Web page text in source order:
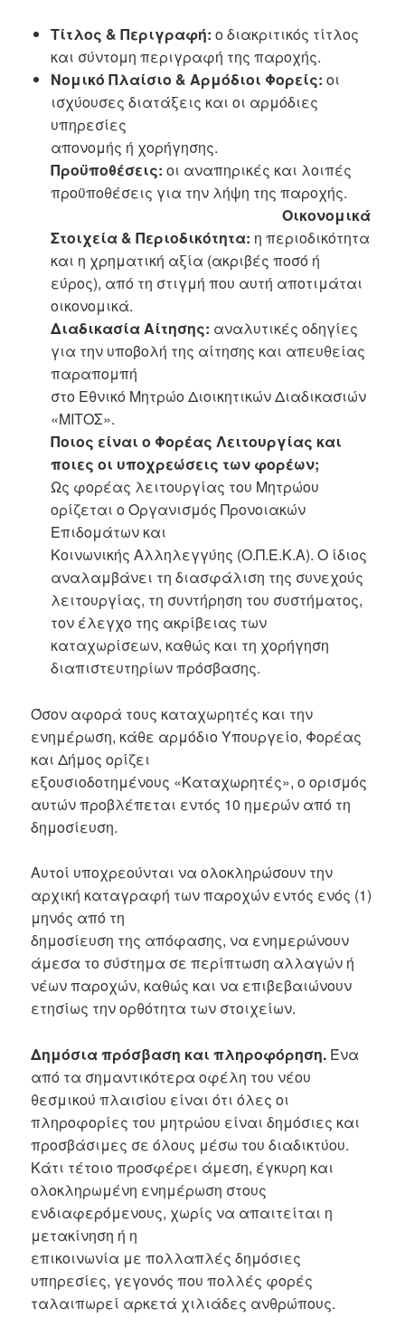
Τίτλος & Περιγραφή: ο διακριτικός τίτλος
και σύντομη περιγραφή της παροχής.
Νομικό Πλαίσιο & Αρμόδιοι Φορείς: οι
ισχύουσες διατάξεις και οι αρμόδιες
υπηρεσίες
απονομής ή χορήγησης.
Προϋποθέσεις: οι αναπηρικές και λοιπές
προϋποθέσεις για την λήψη της παροχής.
Οικονομικά
Στοιχεία & Περιοδικότητα: η περιοδικότητα
και η χρηματική αξία (ακριβές ποσό ή
εύρος), από τη στιγμή που αυτή αποτιμάται
οικονομικά.
Διαδικασία Αίτησης: αναλυτικές οδηγίες
για την υποβολή της αίτησης και απευθείας
παραπομπή
στο Εθνικό Μητρώο Διοικητικών Διαδικασιών
«ΜΙΤΟΣ».
Ποιος είναι ο Φορέας Λειτουργίας και
ποιες οι υποχρεώσεις των φορέων;
Ως φορέας λειτουργίας του Μητρώου
ορίζεται ο Οργανισμός Προνοιακών
Επιδομάτων και
Κοινωνικής Αλληλεγγύης (Ο.Π.Ε.Κ.Α). Ο ίδιος
αναλαμβάνει τη διασφάλιση της συνεχούς
λειτουργίας, τη συντήρηση του συστήματος,
τον έλεγχο της ακρίβειας των
καταχωρίσεων, καθώς και τη χορήγηση
διαπιστευτηρίων πρόσβασης.
Όσον αφορά τους καταχωρητές και την
ενημέρωση, κάθε αρμόδιο Υπουργείο, Φορέας
και Δήμος ορίζει
εξουσιοδοτημένους «Καταχωρητές», ο ορισμός
αυτών προβλέπεται εντός 10 ημερών από τη
δημοσίευση.
Αυτοί υποχρεούνται να ολοκληρώσουν την
αρχική καταγραφή των παροχών εντός ενός (1)
μηνός από τη
δημοσίευση της απόφασης, να ενημερώνουν
άμεσα το σύστημα σε περίπτωση αλλαγών ή
νέων παροχών, καθώς και να επιβεβαιώνουν
ετησίως την ορθότητα των στοιχείων.
Δημόσια πρόσβαση και πληροφόρηση. Ένα
από τα σημαντικότερα οφέλη του νέου
θεσμικού πλαισίου είναι ότι όλες οι
πληροφορίες του μητρώου είναι δημόσιες και
προσβάσιμες σε όλους μέσω του διαδικτύου.
Κάτι τέτοιο προσφέρει άμεση, έγκυρη και
ολοκληρωμένη ενημέρωση στους
ενδιαφερόμενους, χωρίς να απαιτείται η
μετακίνηση ή η
επικοινωνία με πολλαπλές δημόσιες
υπηρεσίες, γεγονός που πολλές φορές
ταλαιπωρεί αρκετά χιλιάδες ανθρώπους.